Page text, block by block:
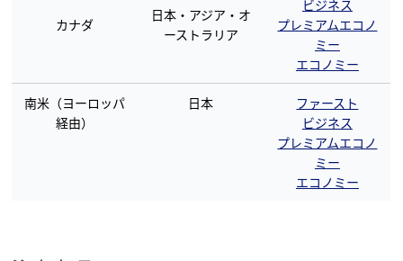
カナダ
日本・アジア・オ
ーストラリア
ビジネス
プレミアムエコノ
ミー
エコノミー
南米（ヨーロッパ
経由）
日本
ファースト
ビジネス
プレミアムエコノ
ミー
エコノミー